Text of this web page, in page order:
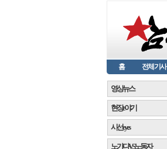
홈 전체기사
영상뉴스
현장 e 야기
시선 e y e s
노가다 VS 노동자